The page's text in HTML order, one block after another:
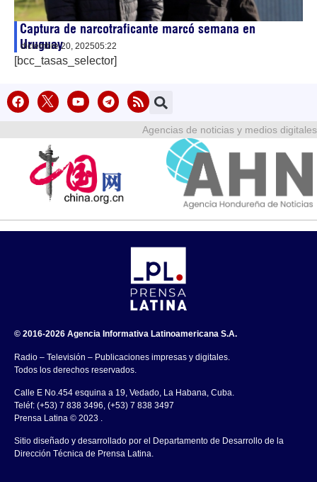
Captura de narcotraficante marcó semana en
Uruguay
diciembre 20, 202505:22
[bcc_tasas_selector]
Agencias de noticias y medios digitales
© 2016-2026 Agencia Informativa Latinoamericana S.A.
Radio – Televisión – Publicaciones impresas y digitales.
Todos los derechos reservados.
Calle E No.454 esquina a 19, Vedado, La Habana, Cuba.
Teléf: (+53) 7 838 3496, (+53) 7 838 3497
Prensa Latina © 2023 .
Sitio diseñado y desarrollado por el Departamento de Desarrollo de la
Dirección Técnica de Prensa Latina.